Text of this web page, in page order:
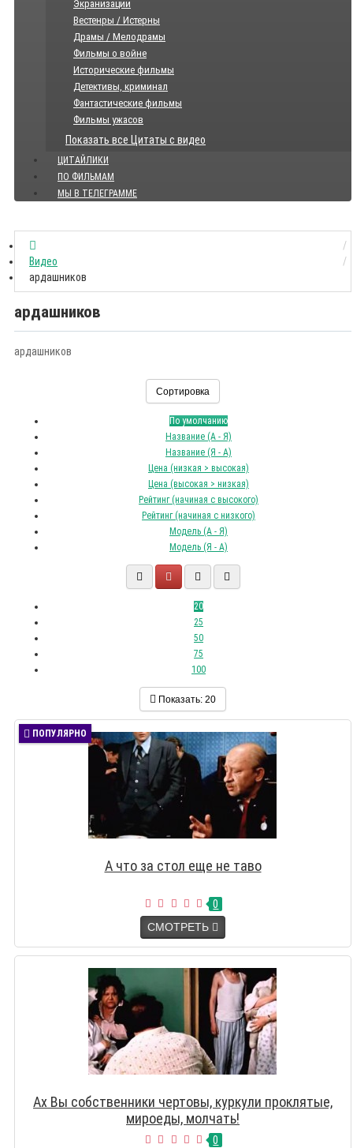
Экранизации
Вестенры / Истерны
Драмы / Мелодрамы
Фильмы о войне
Исторические фильмы
Детективы, криминал
Фантастические фильмы
Фильмы ужасов
Показать все Цитаты с видео
ЦИТАЙЛИКИ
ПО ФИЛЬМАМ
МЫ В ТЕЛЕГРАММЕ
Видео
ардашников
ардашников
ардашников
Сортировка
По умолчанию
Название (А - Я)
Название (Я - А)
Цена (низкая > высокая)
Цена (высокая > низкая)
Рейтинг (начиная с высокого)
Рейтинг (начиная с низкого)
Модель (А - Я)
Модель (Я - А)
20
25
50
75
100
Показать: 20
ПОПУЛЯРНО
А что за стол еще не таво
0
СМОТРЕТЬ
Ах Вы собственники чертовы, куркули проклятые,
мироеды, молчать!
0